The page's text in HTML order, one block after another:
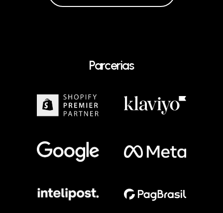
Parcerias